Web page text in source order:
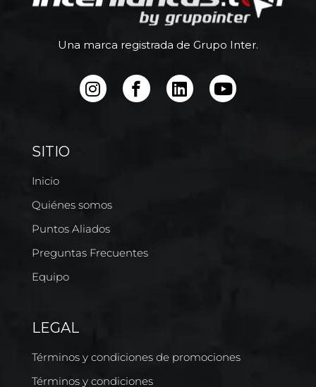
Una marca registrada de Grupo Inter.
SITIO
Inicio
Quiénes somos
Puntos Aliados
Preguntas Frecuentes
Equipo
LEGAL
Términos y condiciones de promociones
Términos y condiciones